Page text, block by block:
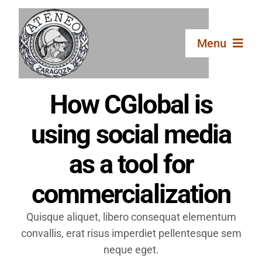
Saltar
contenido
Menu
El Ateneo
Secciones
Publicaciones
Galería
How CGlobal is
using social media
as a tool for
commercialization
Quisque aliquet, libero consequat elementum
convallis, erat risus imperdiet pellentesque sem
neque eget.